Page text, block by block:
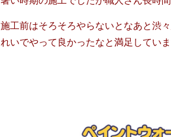
施工前はそろそろやらないとなあと渋
れいでやって良かったなと満足していま